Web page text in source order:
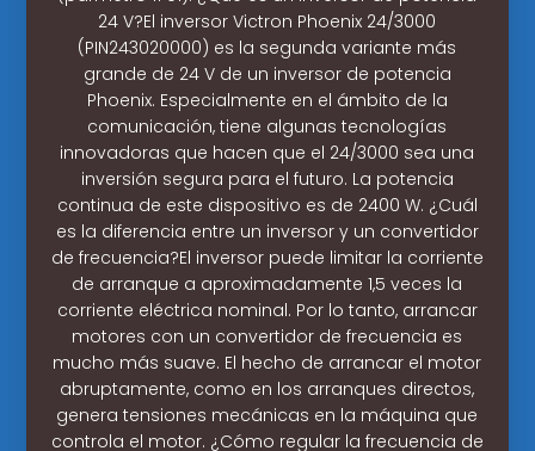
24 V?El inversor Victron Phoenix 24/3000
(PIN243020000) es la segunda variante más
grande de 24 V de un inversor de potencia
Phoenix. Especialmente en el ámbito de la
comunicación, tiene algunas tecnologías
innovadoras que hacen que el 24/3000 sea una
inversión segura para el futuro. La potencia
continua de este dispositivo es de 2400 W. ¿Cuál
es la diferencia entre un inversor y un convertidor
de frecuencia?El inversor puede limitar la corriente
de arranque a aproximadamente 1,5 veces la
corriente eléctrica nominal. Por lo tanto, arrancar
motores con un convertidor de frecuencia es
mucho más suave. El hecho de arrancar el motor
abruptamente, como en los arranques directos,
genera tensiones mecánicas en la máquina que
controla el motor. ¿Cómo regular la frecuencia de